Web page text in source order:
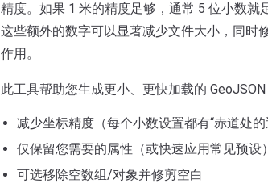
精度。如果 1 米的精度足够，通常 5 位小数
这些额外的数字可以显著减少文件大小，同时
作用。
此工具帮助您生成更小、更快加载的 GeoJSON
减少坐标精度（每个小数设置都有“赤道处的
仅保留您需要的属性（或快速应用常见预设）
可选移除空数组/对象并修剪空白